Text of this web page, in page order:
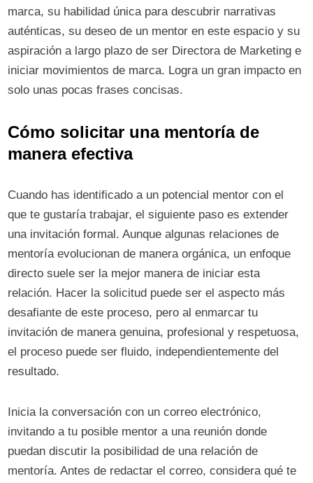
marca, su habilidad única para descubrir narrativas
auténticas, su deseo de un mentor en este espacio y su
aspiración a largo plazo de ser Directora de Marketing e
iniciar movimientos de marca. Logra un gran impacto en
solo unas pocas frases concisas.
Cómo solicitar una mentoría de
manera efectiva
Cuando has identificado a un potencial mentor con el
que te gustaría trabajar, el siguiente paso es extender
una invitación formal. Aunque algunas relaciones de
mentoría evolucionan de manera orgánica, un enfoque
directo suele ser la mejor manera de iniciar esta
relación. Hacer la solicitud puede ser el aspecto más
desafiante de este proceso, pero al enmarcar tu
invitación de manera genuina, profesional y respetuosa,
el proceso puede ser fluido, independientemente del
resultado.
Inicia la conversación con un correo electrónico,
invitando a tu posible mentor a una reunión donde
puedan discutir la posibilidad de una relación de
mentoría. Antes de redactar el correo, considera qué te